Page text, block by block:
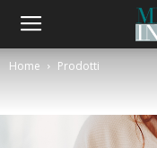
Home Prodotti